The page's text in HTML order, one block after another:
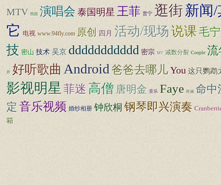
MTV 韩国 演唱会 泰国明星 王菲 普宁 逛街新闻/
它 电视 www.94fly.com 原创 四月 活动/现场说课毛宁
技 密山 技术 吴京 ddddddddddd 密宗 MV 减数分裂 Couple 流
片 好听歌曲 Android爸爸去哪儿You 这只鹦鹉
影视明星 菲迷 高僧 唐明金 音乐 Faye 肖涵 命中
定 音乐视频 婚纱相册 钟欣桐 钢琴即兴演奏
箱